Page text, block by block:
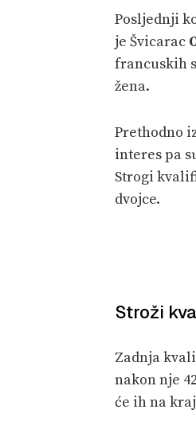
Posljednji
je Švicarac
francuskih
žena.
Prethodno
interes pa
Strogi
dvojce.
Stroži
Zadnja
nakon nje
će ih na